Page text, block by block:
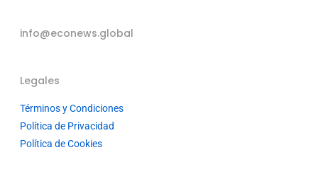
info@econews.global
Legales
Términos y Condiciones
Política de Privacidad
Política de Cookies